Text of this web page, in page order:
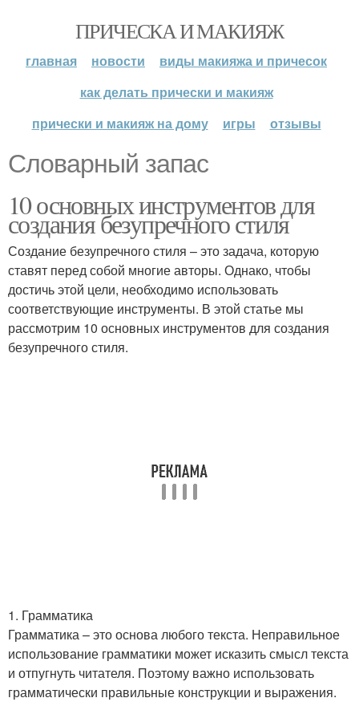
ПРИЧЕСКА И МАКИЯЖ
главная новости
виды макияжа и причесок
как делать прически и макияж
прически и макияж на дому
игры отзывы
Словарный запас
10 основных инструментов для
создания безупречного стиля
Создание безупречного стиля – это задача, которую
ставят перед собой многие авторы. Однако, чтобы
достичь этой цели, необходимо использовать
соответствующие инструменты. В этой статье мы
рассмотрим 10 основных инструментов для создания
безупречного стиля.
1. Грамматика
Грамматика – это основа любого текста. Неправильное
использование грамматики может исказить смысл текста
и отпугнуть читателя. Поэтому важно использовать
грамматически правильные конструкции и выражения.